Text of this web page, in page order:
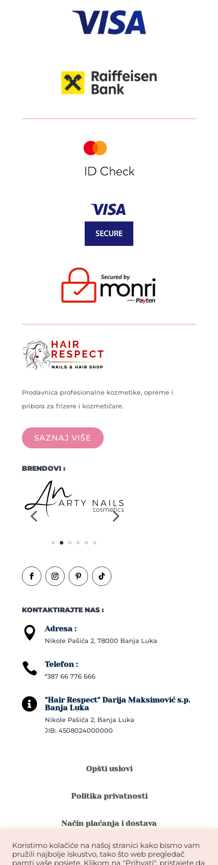
Prodavnica profesionalne kozmetike, opreme i
pribora za frizere i kozmetičare.
SAZNAJ VIŠE
BRENDOVI :
KONTAKTIRAJTE NAS :
 Adresa :
Nikole Pašića 2, 78000 Banja Luka
 Telefon :
*387 66 776 666

"Hair Respect" Darija Maksimović s.p.
Banja Luka
Nikole Pašića 2, Banja Luka
JIB: 4508024000000
Opšti uslovi
Politika privatnosti
Način plaćanja i dostava
Reklamacije i povrat robe
Koristimo kolačiće na našoj stranici kako bismo vam
pružili najbolje iskustvo, tako što web pregledač
pamti vaše posjete. Klikom na "Prihvati", pristajete da